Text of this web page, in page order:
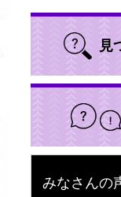
見
みなさんの